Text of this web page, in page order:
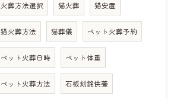
火葬方法選択 猫火葬 猫安置
猫火葬方法 猫葬儀 ペット火葬予約
ペット火葬日時 ペット体重
ペット火葬方法 石板刻銘供養